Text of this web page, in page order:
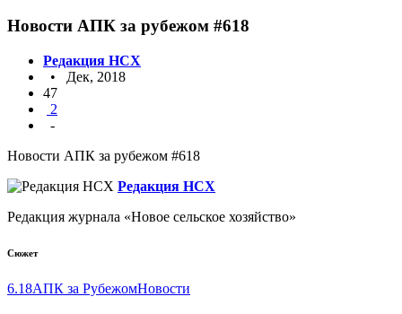
Новости АПК за рубежом #618
Редакция НСХ
• Дек, 2018
47
2
-
Новости АПК за рубежом #618
Редакция НСХ
Редакция журнала «Новое сельское хозяйство»
Сюжет
6.18АПК за РубежомНовости